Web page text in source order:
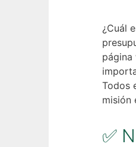
¿Cuál
página
Todos
misión
✅